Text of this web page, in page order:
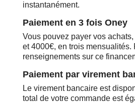
instantanément.
Paiement en 3 fois Oney
Vous pouvez payer vos
et 4000€, en trois mensualités.
renseignements sur ce
Paiement par virement
Le virement bancaire est
total de votre commande est